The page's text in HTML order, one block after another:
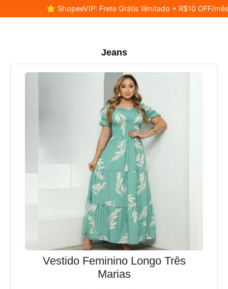
⭐ ShopeeVIP: Frete Grátis Ilimitado + R$10 OFF/
Jeans
Vestido Feminino Longo Três
Marias